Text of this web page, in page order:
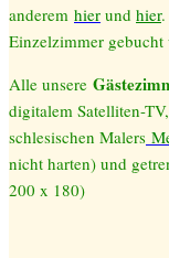
anderem hier und hier.
Einzelzimmer gebucht
Alle unsere
digitalem Satelliten-
schlesischen Malers
nicht harten) und
200 x 180)